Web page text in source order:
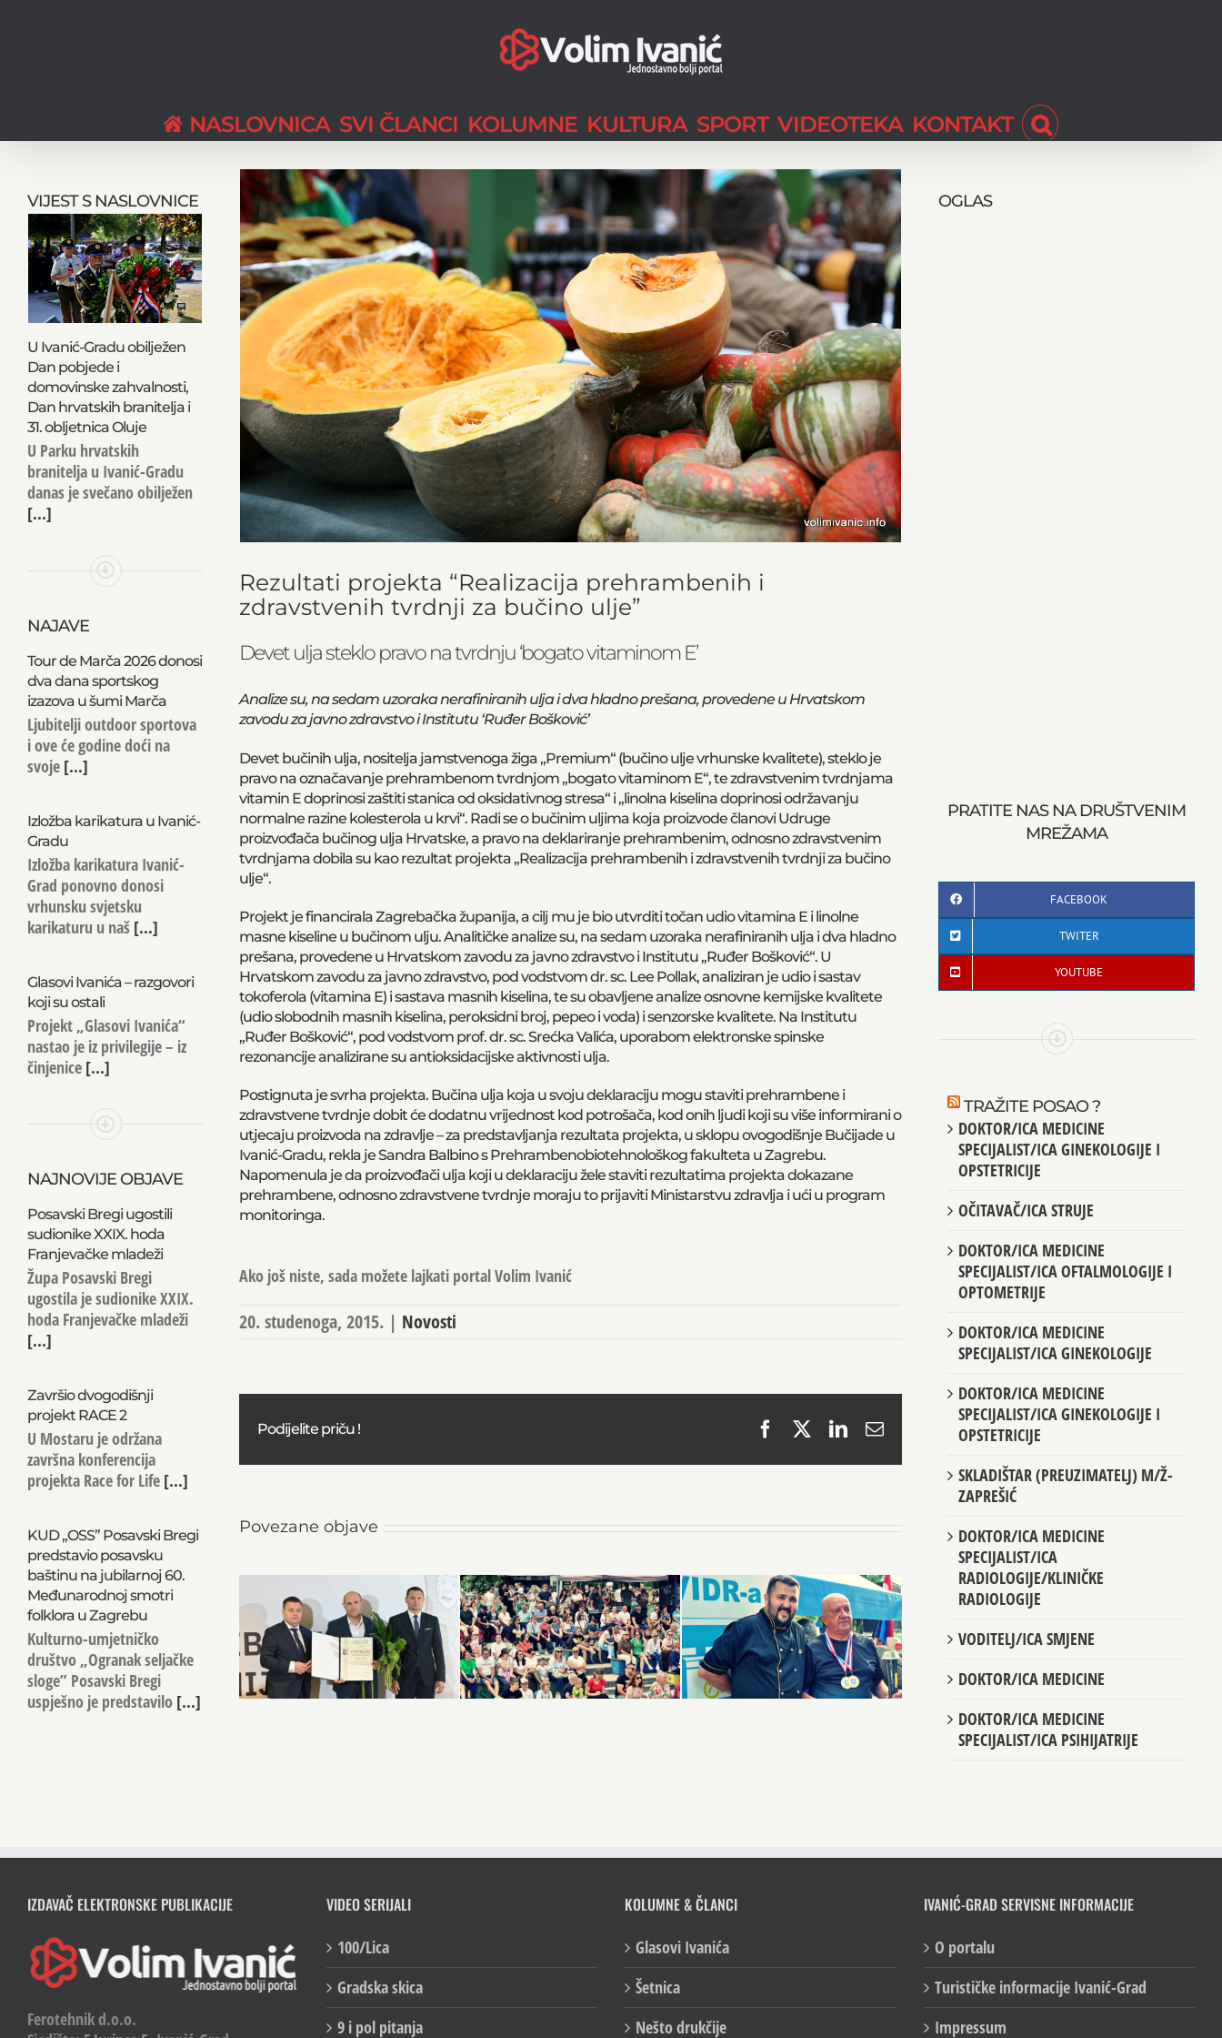
NASLOVNICA SVI ČLANCI KOLUMNE KULTURA SPORT VIDEOTEKA KONTAKT
View
Larger
Image
Rezultati projekta “Realizacija prehrambenih i
zdravstvenih tvrdnji za bučino ulje”
Devet ulja steklo pravo na tvrdnju ‘bogato vitaminom E’
Analize su, na sedam uzoraka nerafiniranih ulja i dva hladno prešana, provedene u Hrvatskom
zavodu za javno zdravstvo i Institutu ‘Ruđer Bošković’
Devet bučinih ulja, nositelja jamstvenoga žiga „Premium“ (bučino ulje vrhunske kvalitete), steklo je
pravo na označavanje prehrambenom tvrdnjom „bogato vitaminom E“, te zdravstvenim tvrdnjama
vitamin E doprinosi zaštiti stanica od oksidativnog stresa“ i „linolna kiselina doprinosi održavanju
normalne razine kolesterola u krvi“. Radi se o bučinim uljima koja proizvode članovi Udruge
proizvođača bučinog ulja Hrvatske, a pravo na deklariranje prehrambenim, odnosno zdravstvenim
tvrdnjama dobila su kao rezultat projekta „Realizacija prehrambenih i zdravstvenih tvrdnji za bučino
ulje“.
Projekt je financirala Zagrebačka županija, a cilj mu je bio utvrditi točan udio vitamina E i linolne
masne kiseline u bučinom ulju. Analitičke analize su, na sedam uzoraka nerafiniranih ulja i dva hladno
prešana, provedene u Hrvatskom zavodu za javno zdravstvo i Institutu „Ruđer Bošković“. U
Hrvatskom zavodu za javno zdravstvo, pod vodstvom dr. sc. Lee Pollak, analiziran je udio i sastav
tokoferola (vitamina E) i sastava masnih kiselina, te su obavljene analize osnovne kemijske kvalitete
(udio slobodnih masnih kiselina, peroksidni broj, pepeo i voda) i senzorske kvalitete. Na Institutu
„Ruđer Bošković“, pod vodstvom prof. dr. sc. Srećka Valića, uporabom elektronske spinske
rezonancije analizirane su antioksidacijske aktivnosti ulja.
Postignuta je svrha projekta. Bučina ulja koja u svoju deklaraciju mogu staviti prehrambene i
zdravstvene tvrdnje dobit će dodatnu vrijednost kod potrošača, kod onih ljudi koji su više informirani o
utjecaju proizvoda na zdravlje – za predstavljanja rezultata projekta, u sklopu ovogodišnje Bučijade u
Ivanić-Gradu, rekla je Sandra Balbino s Prehrambenobiotehnološkog fakulteta u Zagrebu.
Napomenula je da proizvođači ulja koji u deklaraciju žele staviti rezultatima projekta dokazane
prehrambene, odnosno zdravstvene tvrdnje moraju to prijaviti Ministarstvu zdravlja i ući u program
monitoringa.
Ako još niste, sada možete lajkati portal Volim Ivanić
20. studenoga, 2015. | Novosti
Podijelite priču ! FacebookLinkedIn
Email
Povezane objave
VIJEST S NASLOVNICE
U Ivanić-Gradu obilježen
Dan pobjede i
domovinske zahvalnosti,
Dan hrvatskih branitelja i
31. obljetnica Oluje
U Parku hrvatskih
branitelja u Ivanić-Gradu
danas je svečano obilježen
[...]
NAJAVE
Tour de Marča 2026 donosi
dva dana sportskog
izazova u šumi Marča
Ljubitelji outdoor sportova
i ove će godine doći na
svoje[...]
Izložba karikatura u Ivanić-
Gradu
Izložba karikatura Ivanić-
Grad ponovno donosi
vrhunsku svjetsku
karikaturu u naš[...]
Glasovi Ivanića – razgovori
koji su ostali
Projekt „Glasovi Ivanića“
nastao je iz privilegije – iz
činjenice[...]
NAJNOVIJE OBJAVE
Posavski Bregi ugostili
sudionike XXIX. hoda
Franjevačke mladeži
Župa Posavski Bregi
ugostila je sudionike XXIX.
hoda Franjevačke mladeži
[...]
Završio dvogodišnji
projekt RACE 2
U Mostaru je održana
završna konferencija
projekta Race for Life[...]
KUD „OSS” Posavski Bregi
predstavio posavsku
baštinu na jubilarnoj 60.
Međunarodnoj smotri
folklora u Zagrebu
Kulturno-umjetničko
društvo „Ogranak seljačke
sloge” Posavski Bregi
uspješno je predstavilo[...]
OGLAS
PRATITE NAS NA DRUŠTVENIM
MREŽAMA
FACEBOOK
TWITER
YOUTUBE
TRAŽITE POSAO ?
DOKTOR/ICA MEDICINE
SPECIJALIST/ICA GINEKOLOGIJE I
OPSTETRICIJE
OČITAVAČ/ICA STRUJE
DOKTOR/ICA MEDICINE
SPECIJALIST/ICA OFTALMOLOGIJE I
OPTOMETRIJE
DOKTOR/ICA MEDICINE
SPECIJALIST/ICA GINEKOLOGIJE
DOKTOR/ICA MEDICINE
SPECIJALIST/ICA GINEKOLOGIJE I
OPSTETRICIJE
SKLADIŠTAR (PREUZIMATELJ) M/Ž-
ZAPREŠIĆ
DOKTOR/ICA MEDICINE
SPECIJALIST/ICA
RADIOLOGIJE/KLINIČKE
RADIOLOGIJE
VODITELJ/ICA SMJENE
DOKTOR/ICA MEDICINE
DOKTOR/ICA MEDICINE
SPECIJALIST/ICA PSIHIJATRIJE
IZDAVAČ ELEKTRONSKE PUBLIKACIJE
Ferotehnik d.o.o.
VIDEO SERIJALI
100/Lica
Gradska skica
9 i pol pitanja
KOLUMNE & ČLANCI
Glasovi Ivanića
Šetnica
Nešto drukčije
IVANIĆ-GRAD SERVISNE INFORMACIJE
O portalu
Turističke informacije Ivanić-Grad
Impressum